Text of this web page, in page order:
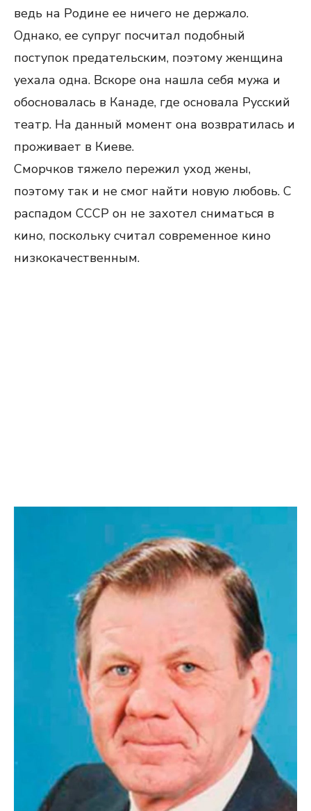
ведь на Родине ее ничего не держало.
Однако, ее супруг посчитал подобный
поступок предательским, поэтому женщина
уехала одна. Вскоре она нашла себя мужа и
обосновалась в Канаде, где основала Русский
театр. На данный момент она возвратилась и
проживает в Киеве.
Сморчков тяжело пережил уход жены,
поэтому так и не смог найти новую любовь. С
распадом СССР он не захотел сниматься в
кино, поскольку считал современное кино
низкокачественным.